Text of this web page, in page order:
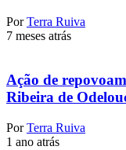
Por Terra Ruiva
7 meses atrás
Ação de
Ribeira de
Por Terra Ruiva
1 ano atrás